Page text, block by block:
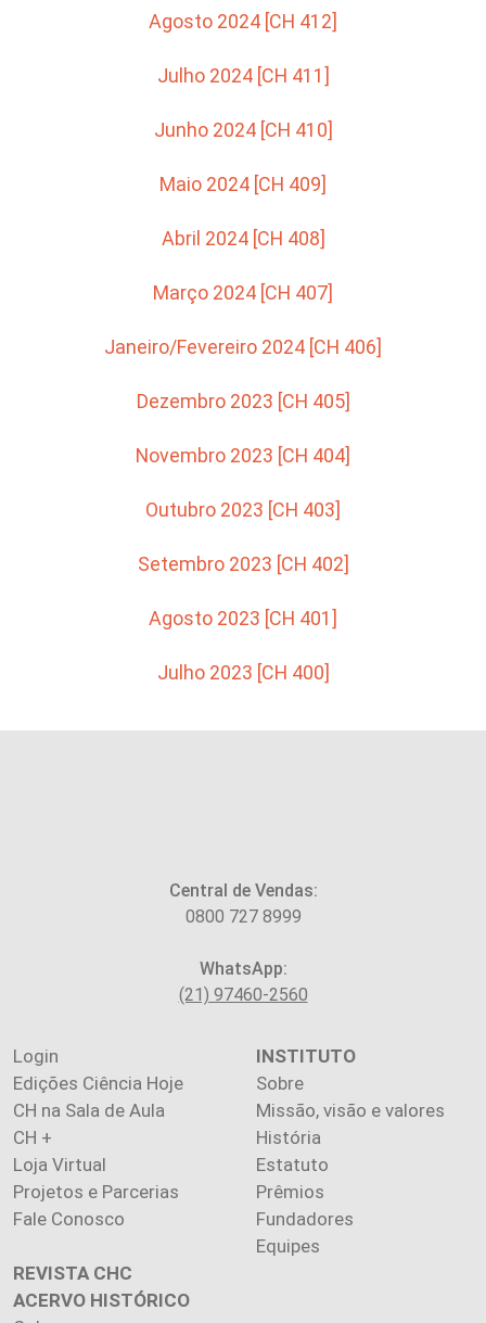
Agosto 2024 [CH 412]
Julho 2024 [CH 411]
Junho 2024 [CH 410]
Maio 2024 [CH 409]
Abril 2024 [CH 408]
Março 2024 [CH 407]
Janeiro/Fevereiro 2024 [CH 406]
Dezembro 2023 [CH 405]
Novembro 2023 [CH 404]
Outubro 2023 [CH 403]
Setembro 2023 [CH 402]
Agosto 2023 [CH 401]
Julho 2023 [CH 400]
Central de Vendas:
0800 727 8999
WhatsApp:
(21) 97460-2560
Login
Edições Ciência Hoje
CH na Sala de Aula
CH +
Loja Virtual
Projetos e Parcerias
Fale Conosco
INSTITUTO
Sobre
Missão, visão e valores
História
Estatuto
Prêmios
Fundadores
Equipes
REVISTA CHC
ACERVO HISTÓRICO